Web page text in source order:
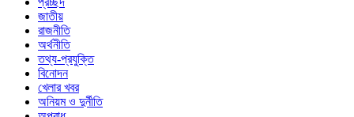
জাতীয়
রাজনীতি
অর্থনীতি
তথ্য-প্রযুক্তি
বিনোদন
খেলার খবর
অনিয়ম ও দুর্নীতি